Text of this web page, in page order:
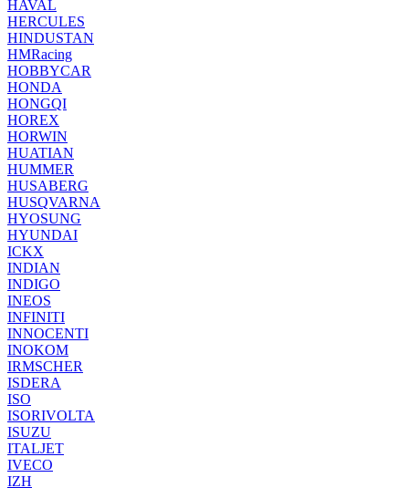
HAVAL
HERCULES
HINDUSTAN
HMRacing
HOBBYCAR
HONDA
HONGQI
HOREX
HORWIN
HUATIAN
HUMMER
HUSABERG
HUSQVARNA
HYOSUNG
HYUNDAI
ICKX
INDIAN
INDIGO
INEOS
INFINITI
INNOCENTI
INOKOM
IRMSCHER
ISDERA
ISO
ISORIVOLTA
ISUZU
ITALJET
IVECO
IZH